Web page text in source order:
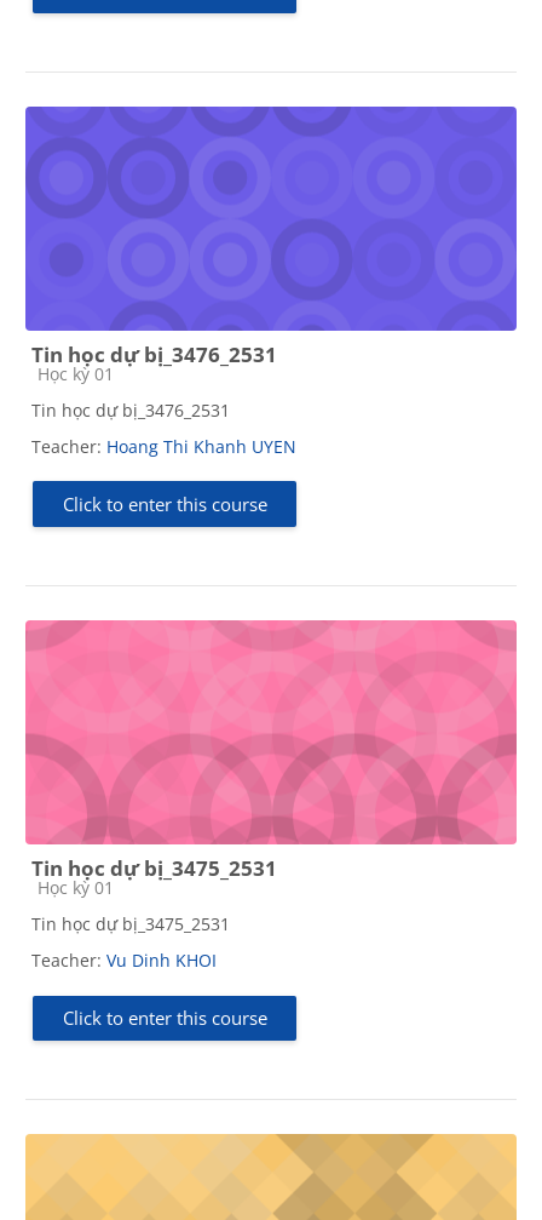
Tin học dự bị_3476_2531
Course category
Học kỳ 01
Tin học dự bị_3476_2531
Teacher: Hoang Thi Khanh UYEN
Click to enter this course
Tin học dự bị_3475_2531
Course category
Học kỳ 01
Tin học dự bị_3475_2531
Teacher: Vu Dinh KHOI
Click to enter this course